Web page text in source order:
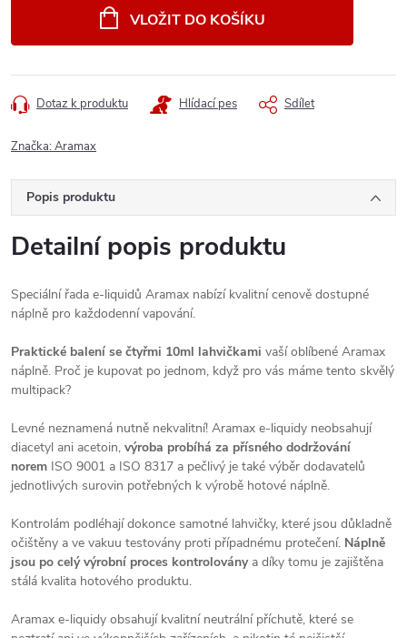
VLOŽIT DO KOŠÍKU
Dotaz k produktu Hlídací pes Sdílet
Značka:Aramax
Popis produktu
Detailní popis produktu
Speciální řada e-liquidů Aramax nabízí kvalitní cenově dostupné
náplně pro každodenní vapování.
Praktické balení se čtyřmi 10ml lahvičkami vaší oblíbené Aramax
náplně. Proč je kupovat po jednom, když pro vás máme tento skvělý
multipack?
Levné neznamená nutně nekvalitní! Aramax e-liquidy neobsahují
diacetyl ani acetoin, výroba probíhá za přísného dodržování
norem ISO 9001 a ISO 8317 a pečlivý je také výběr dodavatelů
jednotlivých surovin potřebných k výrobě hotové náplně.
Kontrolám podléhají dokonce samotné lahvičky, které jsou důkladně
očištěny a ve vakuu testovány proti případnému protečení. Náplně
jsou po celý výrobní proces kontroloványa díky tomu je zajištěna
stálá kvalita hotového produktu.
Aramax e-liquidy obsahují kvalitní neutrální příchutě, které se